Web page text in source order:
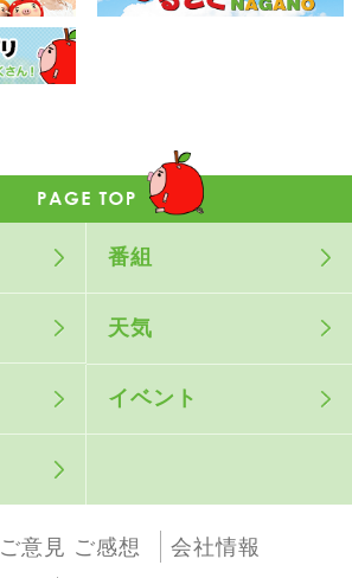
番組
天気
イベント
ご意見 ご感想
会社情報